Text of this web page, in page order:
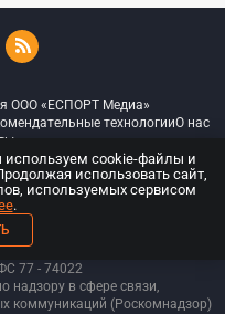
ООО «ЕСПОРТ Медиа»
технологииО нас
права защищены
средств массовой
77 - 74022
надзору в сфере связи,
коммуникаций (Роскомнадзор)
cookie-файлы и
использовать сайт,
используемых сервисом
.